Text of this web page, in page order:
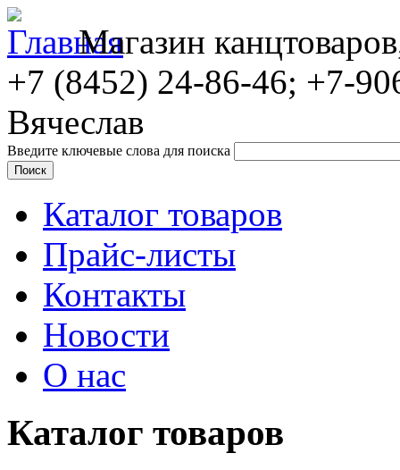
Магазин
+7 (8452) 24-86-46; +7-
Вячеслав
Введите ключевые слова для поиска
Каталог товаров
Прайс-листы
Контакты
Новости
О нас
Каталог товаров